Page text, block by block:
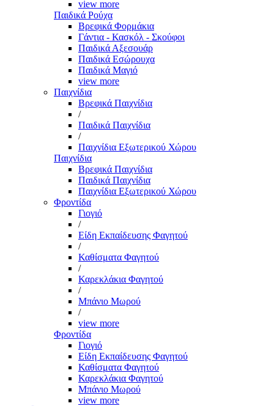
view more
Παιδικά Ρούχα
Βρεφικά Φορμάκια
Γάντια - Κασκόλ - Σκούφοι
Παιδικά Αξεσουάρ
Παιδικά Εσώρουχα
Παιδικά Μαγιό
view more
Παιχνίδια
Βρεφικά Παιχνίδια
/
Παιδικά Παιχνίδια
/
Παιχνίδια Εξωτερικού Χώρου
Παιχνίδια
Βρεφικά Παιχνίδια
Παιδικά Παιχνίδια
Παιχνίδια Εξωτερικού Χώρου
Φροντίδα
Γιογιό
/
Είδη Εκπαίδευσης Φαγητού
/
Καθίσματα Φαγητού
/
Καρεκλάκια Φαγητού
/
Μπάνιο Μωρού
/
view more
Φροντίδα
Γιογιό
Είδη Εκπαίδευσης Φαγητού
Καθίσματα Φαγητού
Καρεκλάκια Φαγητού
Μπάνιο Μωρού
view more